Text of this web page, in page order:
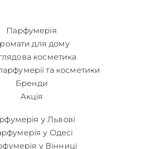
Парфумерія
для дому
косметика
та косметики
Бренди
Акція
у Львові
у Одесі
у Вінниці